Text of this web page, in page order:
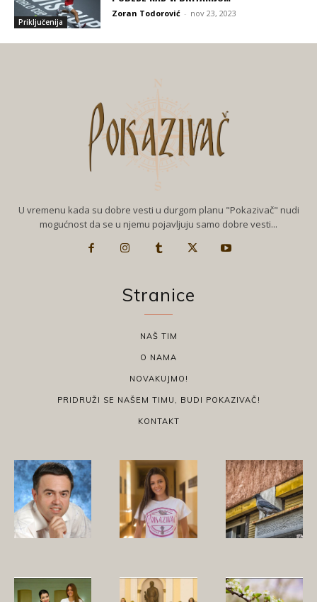
Priključenija
Zoran Todorović - nov 23, 2023
U vremenu kada su dobre vesti u durgom planu "Pokazivač" nudi
mogućnost da se u njemu pojavljuju samo dobre vesti...
Stranice
NAŠ TIM
O NAMA
NOVAKUJMO!
PRIDRUŽI SE NAŠEM TIMU, BUDI POKAZIVAČ!
KONTAKT